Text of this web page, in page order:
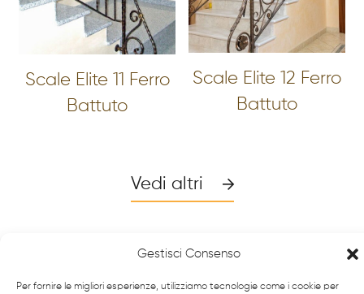
Gestisci Consenso
Per fornire le migliori esperienze, utilizziamo tecnologie come i cookie per
Scale Elite 11 Ferro
Battuto
Scale Elite 12 Ferro
Battuto
Vedi altri